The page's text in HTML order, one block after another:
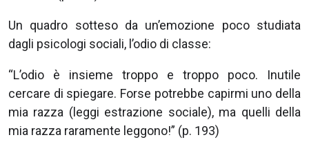
Un quadro sotteso da un’emozione poco studiata
dagli psicologi sociali, l’odio di classe:
“L’odio è insieme troppo e troppo poco. Inutile
cercare di spiegare. Forse potrebbe capirmi uno della
mia razza (leggi estrazione sociale), ma quelli della
mia razza raramente leggono!” (p. 193)